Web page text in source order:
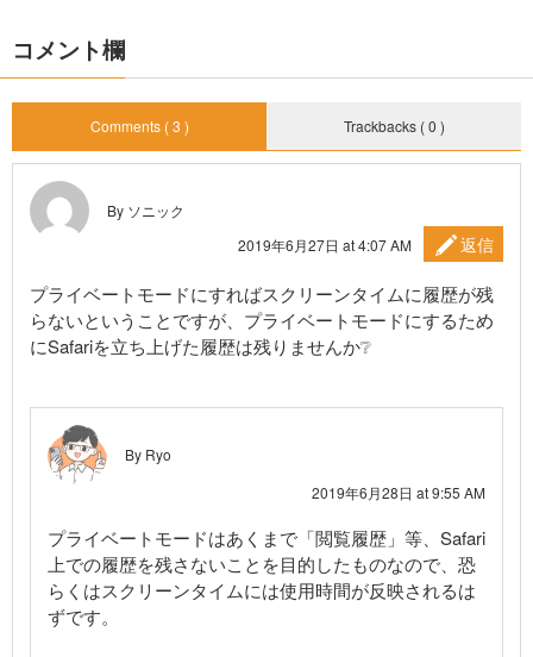
コメント欄
Comments ( 3 ) Trackbacks ( 0 )
By ソニック
2019年6月27日 at 4:07 AM
返信
プライベートモードにすればスクリーンタイムに履歴が残
らないということですが、プライベートモードにするため
にSafariを立ち上げた履歴は残りませんか❔
By Ryo
2019年6月28日 at 9:55 AM
プライベートモードはあくまで「閲覧履歴」等、Safari
上での履歴を残さないことを目的したものなので、恐
らくはスクリーンタイムには使用時間が反映されるは
ずです。